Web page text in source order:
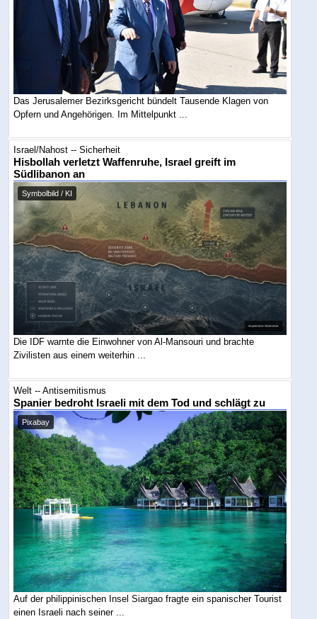
Das Jerusalemer Bezirksgericht bündelt Tausende Klagen von
Opfern und Angehörigen. Im Mittelpunkt ...
Israel/Nahost -- Sicherheit
Hisbollah verletzt Waffenruhe, Israel greift im
Südlibanon an
Symbolbild / KI
Die IDF warnte die Einwohner von Al-Mansouri und brachte
Zivilisten aus einem weiterhin ...
Welt -- Antisemitismus
Spanier bedroht Israeli mit dem Tod und schlägt zu
Pixabay
Auf der philippinischen Insel Siargao fragte ein spanischer Tourist
einen Israeli nach seiner ...